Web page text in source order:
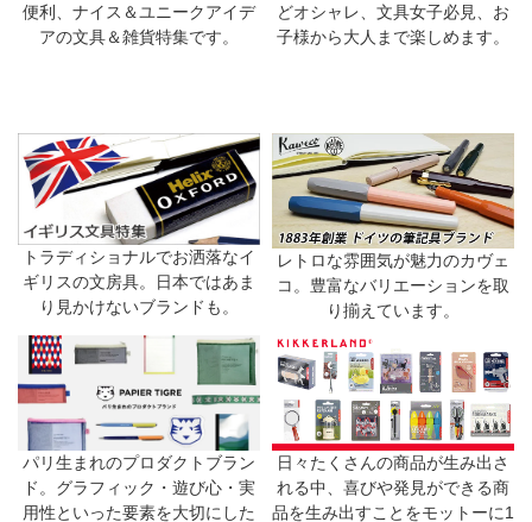
便利、ナイス＆ユニークアイデ
アの文具＆雑貨特集です。
どオシャレ、文具女子必見、お
子様から大人まで楽しめます。
トラディショナルでお洒落なイ
ギリスの文房具。日本ではあま
り見かけないブランドも。
レトロな雰囲気が魅力のカヴェ
コ。豊富なバリエーションを取
り揃えています。
パリ生まれのプロダクトブラン
ド。グラフィック・遊び心・実
用性といった要素を大切にした
日々たくさんの商品が生み出さ
れる中、喜びや発見ができる商
品を生み出すことをモットーに1